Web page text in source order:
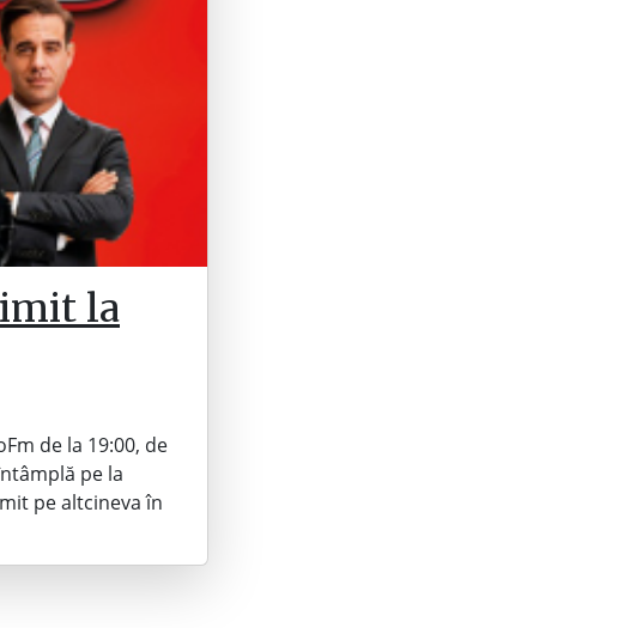
la
de la 19:00, de
pe la
pe altcineva în